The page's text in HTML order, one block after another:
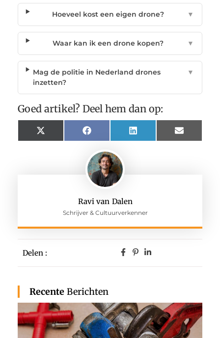
Ravi van Dalen
Schrijver & Cultuurverkenner
Delen :
Recente Berichten
Hoeveel kost een eigen drone? ▼
Waar kan ik een drone kopen? ▼
Mag de politie in Nederland drones
inzetten?
▼
Goed artikel? Deel hem dan op:
X
(Twitter)
Facebook LinkedIn Email